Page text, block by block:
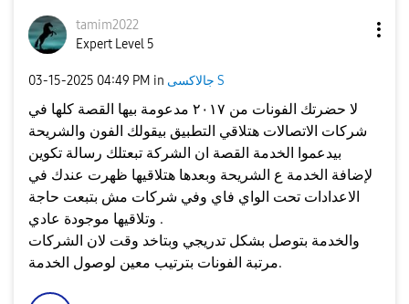
tamim2022
Expert Level 5
‎03-15-2025 04:49 PM in جالاكسى S
لا حضرتك الفونات من ٢٠١٧ مدعومة بيها القصة كلها في
شركات الاتصالات هتلاقي التطبيق بيقولك الفون والشريحة
بيدعموا الخدمة القصة ان الشركة تبعتلك رسالة تكوين
لإضافة الخدمة ع الشريحة وبعدها هتلاقيها ظهرت عندك في
الاعدادات تحت الواي فاي وفي شركات مش بتبعت حاجة
وتلاقيها موجودة عادي .
والخدمة بتوصل بشكل تدريجي وبتاخد وقت لان الشركات
مرتبة الفونات بترتيب معين لوصول الخدمة.